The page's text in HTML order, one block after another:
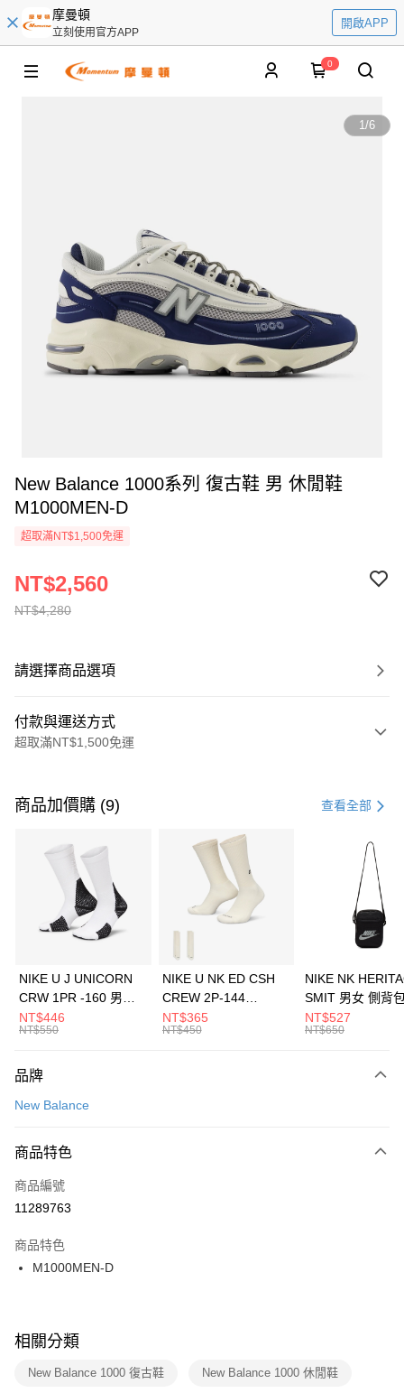
摩曼頓
立刻使用官方APP
開啟APP
0
1/6
New Balance 1000系列 復古鞋 男 休閒鞋
M1000MEN-D
超取滿NT$1,500免運
NT$4,280
NT$2,560
請選擇商品選項
付款與運送方式
超取滿NT$1,500免運
信用卡一次付款
3 期 0 利率 每期 21家銀行
合作金庫商業銀行
第一商業銀行
華南商業銀行
彰化商業銀行
上海商業儲蓄銀行
元大商業銀行
台灣樂天信用卡公司
Apple Pay
全盈+PAY
AFTEE先享後付
【關於「AFTEE先享後付」】
便利好安心！
３．安心：先確認商品／服務後，再付款。
【「AFTEE先享後付」結帳流程】
１．於結帳方式選擇「AFTEE先享後付」後，將跳轉至「AFTEE先享後付」
２．訂單成立數日內，您將收到繳費通知簡訊。
３．收到繳費通知簡訊後14天內，點擊此簡訊中的連結，可透過四大超商／
ATM／網路銀行／等多元方式進行付款，方視為交易完成。
※ 交易是否成功請以「AFTEE先享後付 」之結帳頁面顯示為準，若有關於
是否繳費成功／繳費後需取消欲退款等相關疑問，請聯繫「AFTEE先享後付
客戶支援中心」 https://netprotections.freshdesk.com/support/home
運送方式
每筆NT$100，滿NT$1,500(含以上)免運費
宅配
每筆NT$100，滿NT$1,500(含以上)免運費
付款後門市自取
每筆NT$100，滿NT$1,500(含以上)免運費
商品加價購 (9) 查看全部
NIKE U J UNICORN
CRW 1PR -160 男女
中統襪 FZ3393100
NT$446
NT$550
NIKE U NK ED CSH
CREW 2P-144
EMBRDY 男女 短統襪
FZ3073133
NT$365
NT$450
NIKE NK
SMIT 男女 側背
BA5871010
NT$527
NT$650
品牌
New Balance
商品特色
商品編號
11289763
商品特色
M1000MEN-D
相關分類
New Balance 1000 復古鞋 New Balance 1000 休閒鞋